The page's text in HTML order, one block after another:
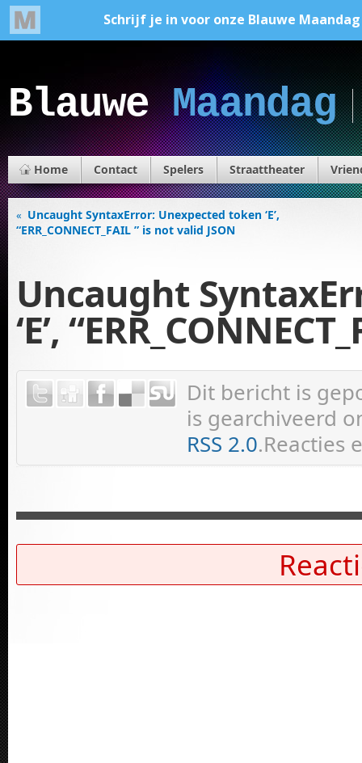
BlauweMaandag
Home Contact Spelers Straattheater
« Uncaught SyntaxError: Unexpected token ‘E’,
“ERR_CONNECT_FAIL ” is not valid JSON
Uncaught
‘E’,
Dit bericht is
is gearchiveerd
RSS 2.0.Reacties